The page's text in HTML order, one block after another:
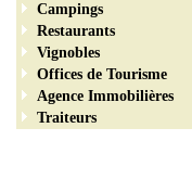
Campings
Restaurants
Vignobles
Offices de Tourisme
Agence Immobilières
Traiteurs